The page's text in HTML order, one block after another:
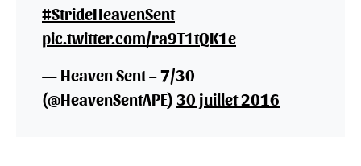
#StrideHeavenSent
pic.twitter.com/ra9T1tQK1e
— Heaven Sent – 7/30
(@HeavenSentAPE) 30 juillet 2016